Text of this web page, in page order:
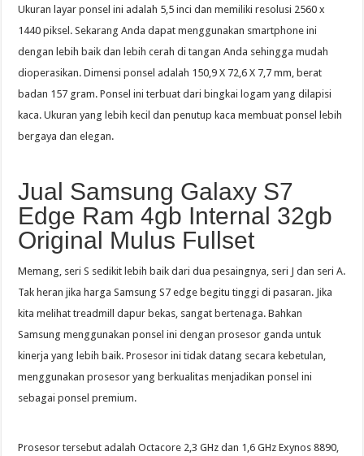
Ukuran layar ponsel ini adalah 5,5 inci dan memiliki resolusi 2560 x
1440 piksel. Sekarang Anda dapat menggunakan smartphone ini
dengan lebih baik dan lebih cerah di tangan Anda sehingga mudah
dioperasikan. Dimensi ponsel adalah 150,9 X 72,6 X 7,7 mm, berat
badan 157 gram. Ponsel ini terbuat dari bingkai logam yang dilapisi
kaca. Ukuran yang lebih kecil dan penutup kaca membuat ponsel lebih
bergaya dan elegan.
Jual Samsung Galaxy S7
Edge Ram 4gb Internal 32gb
Original Mulus Fullset
Memang, seri S sedikit lebih baik dari dua pesaingnya, seri J dan seri A.
Tak heran jika harga Samsung S7 edge begitu tinggi di pasaran. Jika
kita melihat treadmill dapur bekas, sangat bertenaga. Bahkan
Samsung menggunakan ponsel ini dengan prosesor ganda untuk
kinerja yang lebih baik. Prosesor ini tidak datang secara kebetulan,
menggunakan prosesor yang berkualitas menjadikan ponsel ini
sebagai ponsel premium.
Prosesor tersebut adalah Octacore 2,3 GHz dan 1,6 GHz Exynos 8890,